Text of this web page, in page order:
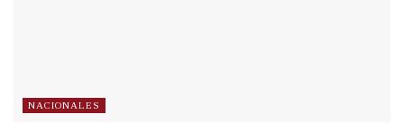
NACIONALES